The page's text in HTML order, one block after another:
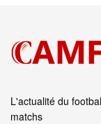
L'actualité du
matchs